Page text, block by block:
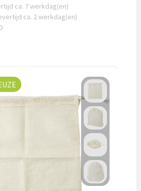
ca. 7 werkdag(en)
ca. 2 werkdag(en)